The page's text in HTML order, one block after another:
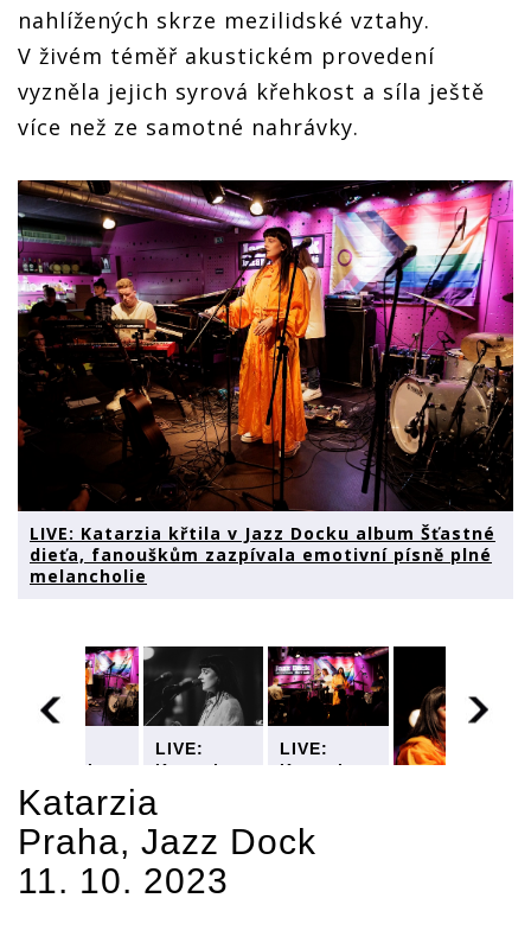
nahlížených skrze mezilidské vztahy.
V živém téměř akustickém provedení
vyzněla jejich syrová křehkost a síla ještě
více než ze samotné nahrávky.
LIVE: Katarzia křtila v Jazz Docku album Šťastné
dieťa, fanouškům zazpívala emotivní písně plné
melancholie
Katarzia
křtila v
Jazz
Docku
album
Šťastné
dieťa,
LIVE:
Katarzia
Jazz
Docku
album
Šťastné
dieťa,
LIVE:
Katarzia
Docku
album
Katarzia
Praha, Jazz Dock
11. 10. 2023